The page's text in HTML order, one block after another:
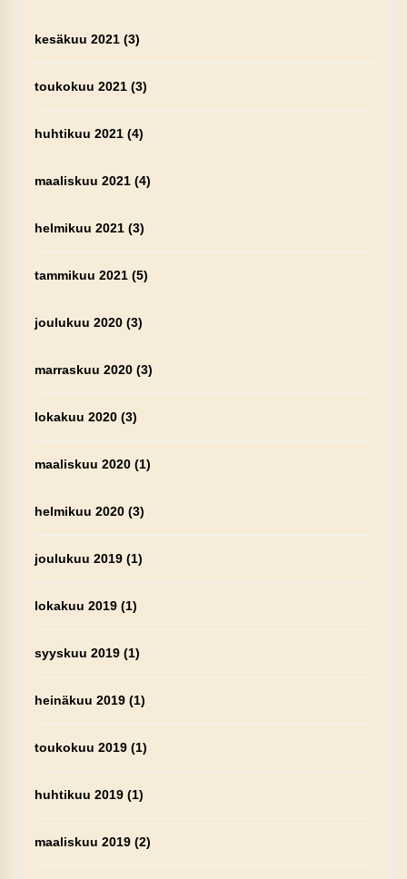
kesäkuu 2021(3)
toukokuu 2021(3)
huhtikuu 2021(4)
maaliskuu 2021(4)
helmikuu 2021(3)
tammikuu 2021(5)
joulukuu 2020(3)
marraskuu 2020(3)
lokakuu 2020(3)
maaliskuu 2020(1)
helmikuu 2020(3)
joulukuu 2019(1)
lokakuu 2019(1)
syyskuu 2019(1)
heinäkuu 2019(1)
toukokuu 2019(1)
huhtikuu 2019(1)
maaliskuu 2019(2)